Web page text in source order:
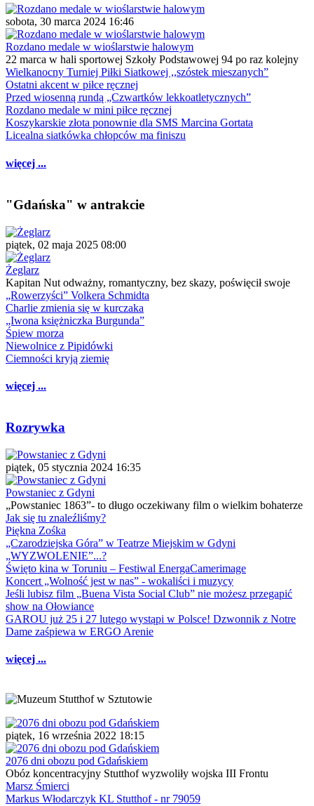
sobota, 30 marca 2024 16:46
Rozdano medale w wioślarstwie halowym
22 marca w hali sportowej Szkoły Podstawowej 94 po raz kolejny
Wielkanocny Turniej Piłki Siatkowej ,,szóstek mieszanych”
Ostatni akcent w piłce ręcznej
Przed wiosenną rundą „Czwartków lekkoatletycznych”
Rozdano medale w mini piłce ręcznej
Koszykarskie złota ponownie dla SMS Marcina Gortata
Licealna siatkówka chłopców ma finiszu
więcej ...
"Gdańska" w antrakcie
piątek, 02 maja 2025 08:00
Żeglarz
Kapitan Nut odważny, romantyczny, bez skazy, poświęcił swoje
„Rowerzyści” Volkera Schmidta
Charlie zmienia się w kurczaka
„Iwona księżniczka Burgunda”
Śpiew morza
Niewolnice z Pipidówki
Ciemności kryją ziemię
więcej ...
Rozrywka
piątek, 05 stycznia 2024 16:35
Powstaniec z Gdyni
„Powstaniec 1863”- to długo oczekiwany film o wielkim bohaterze
Jak się tu znaleźliśmy?
Piękna Zośka
„Czarodziejska Góra” w Teatrze Miejskim w Gdyni
„WYZWOLENIE”...?
Święto kina w Toruniu – Festiwal EnergaCamerimage
Koncert „Wolność jest w nas” - wokaliści i muzycy
Jeśli lubisz film „Buena Vista Social Club” nie możesz przegapić
show na Ołowiance
GAROU już 25 i 27 lutego wystąpi w Polsce! Dzwonnik z Notre
Dame zaśpiewa w ERGO Arenie
więcej ...
piątek, 16 września 2022 18:15
2076 dni obozu pod Gdańskiem
Obóz koncentracyjny Stutthof wyzwoliły wojska III Frontu
Marsz Śmierci
Markus Włodarczyk KL Stutthof - nr 79059